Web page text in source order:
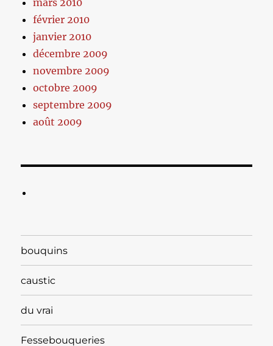
mars 2010
février 2010
janvier 2010
décembre 2009
novembre 2009
octobre 2009
septembre 2009
août 2009
bouquins
caustic
du vrai
Fessebouqueries